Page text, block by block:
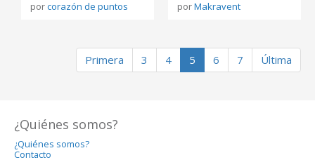
porcorazón de puntos porMakravent
Primera 3 4 5 6 7 Última
¿Quiénes somos?
¿Quiénes somos?
Contacto